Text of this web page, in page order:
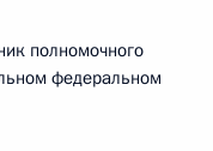
полномочного
федеральном